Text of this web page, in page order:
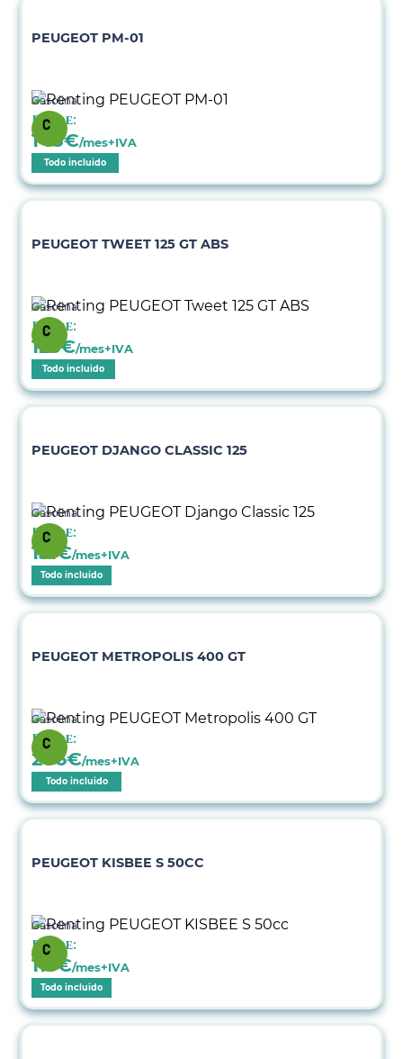
PEUGEOT PM-01
Gasolina
Desde:
148€/mes+IVA
Todo incluido
PEUGEOT TWEET 125 GT ABS
Gasolina
Desde:
123€/mes+IVA
Todo incluido
PEUGEOT DJANGO CLASSIC 125
Gasolina
Desde:
131€/mes+IVA
Todo incluido
PEUGEOT METROPOLIS 400 GT
Gasolina
Desde:
206€/mes+IVA
Todo incluido
PEUGEOT KISBEE S 50CC
Gasolina
Desde:
115€/mes+IVA
Todo incluido